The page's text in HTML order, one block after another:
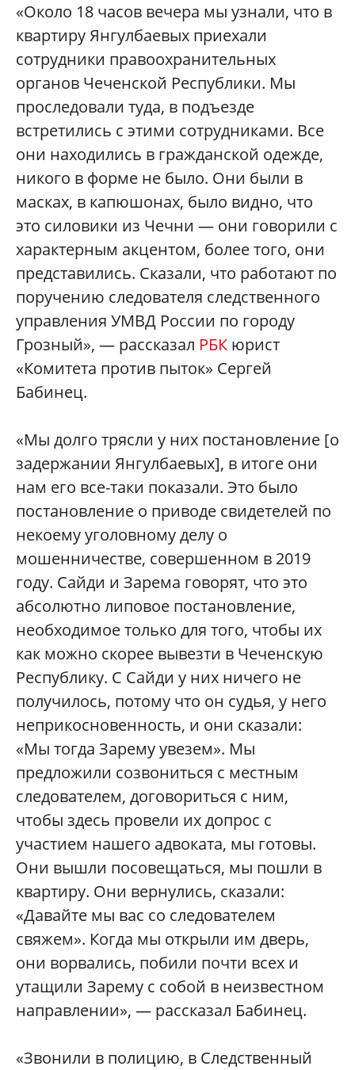
«Около 18 часов вечера мы узнали, что в
квартиру Янгулбаевых приехали
сотрудники правоохранительных
органов Чеченской Республики. Мы
проследовали туда, в подъезде
встретились с этими сотрудниками. Все
они находились в гражданской одежде,
никого в форме не было. Они были в
масках, в капюшонах, было видно, что
это силовики из Чечни — они говорили с
характерным акцентом, более того, они
представились. Сказали, что работают по
поручению следователя следственного
управления УМВД России по городу
Грозный», — рассказал РБК юрист
«Комитета против пыток» Сергей
Бабинец.
«Мы долго трясли у них постановление [о
задержании Янгулбаевых], в итоге они
нам его все-таки показали. Это было
постановление о приводе свидетелей по
некоему уголовному делу о
мошенничестве, совершенном в 2019
году. Сайди и Зарема говорят, что это
абсолютно липовое постановление,
необходимое только для того, чтобы их
как можно скорее вывезти в Чеченскую
Республику. С Сайди у них ничего не
получилось, потому что он судья, у него
неприкосновенность, и они сказали:
«Мы тогда Зарему увезем». Мы
предложили созвониться с местным
следователем, договориться с ним,
чтобы здесь провели их допрос с
участием нашего адвоката, мы готовы.
Они вышли посовещаться, мы пошли в
квартиру. Они вернулись, сказали:
«Давайте мы вас со следователем
свяжем». Когда мы открыли им дверь,
они ворвались, побили почти всех и
утащили Зарему с собой в неизвестном
направлении», — рассказал Бабинец.
«Звонили в полицию, в Следственный